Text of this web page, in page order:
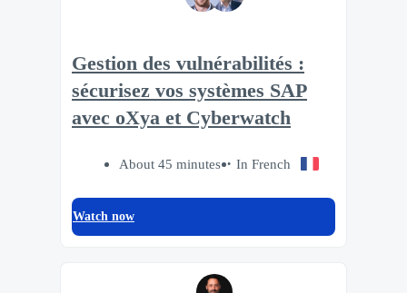
Gestion des vulnérabilités :
sécurisez vos systèmes SAP
avec oXya et Cyberwatch
About 45 minutes In French
Watch now